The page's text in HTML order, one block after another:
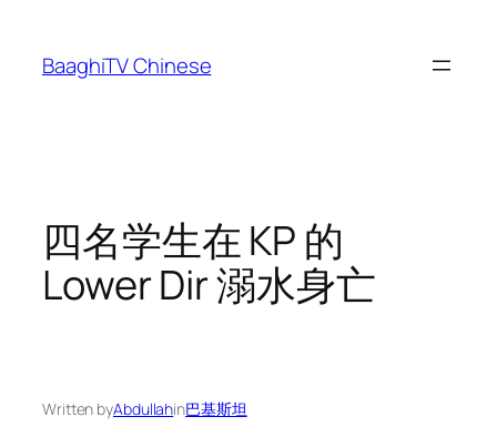
content
BaaghiTV Chinese
四名学生在 KP 的
Lower Dir 溺水身亡
Written byAbdullahin巴基斯坦